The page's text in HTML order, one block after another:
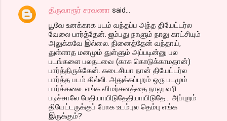
திருவாரூர் சரவணா said…
பூவே உனக்காக படம் வந்தப்ப அந்த தியேட்டர்ல
வேலை பார்த்தேன். ஐம்பது நாளும் நாலு காட்சியும்
அலுக்கவே இல்லை. நினைத்தேன் வந்தாய்,
துள்ளாத மனமும் துள்ளும் அப்படின்னு பல
படங்களை பலதடவை (காசு கொடுக்காமதான்)
பார்த்திருக்கேன். கடைசியா நான் தியேட்டர்ல
பார்த்த படம் கில்லி. அதுக்கப்புறம் ஒரு படமும்
பார்க்கலை. எங்க விமர்சனத்தை நாலு வரி
படிச்சாலே பேதியாயிடுதேதியாயிடுதே... அப்புறம்
தியேட்டருக்குப் போக உடம்புல தெம்பு எங்க
இருக்கும்?